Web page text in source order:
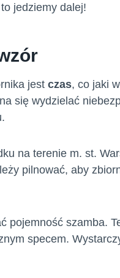
jedziemy dalej!
jest czas, co jaki
się wydzielać
na terenie m. st.
pilnować, aby
pojemność szamba.
specem.